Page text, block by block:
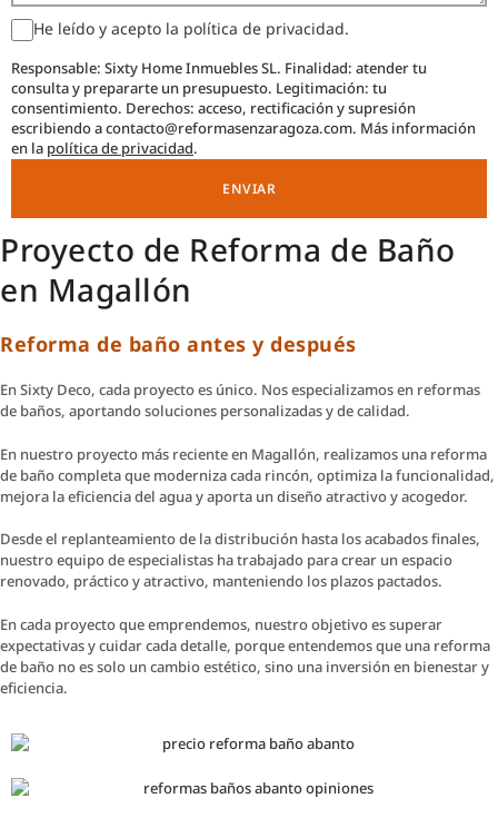
He leído y acepto la política de privacidad.
Responsable: Sixty Home Inmuebles SL. Finalidad: atender tu
consulta y prepararte un presupuesto. Legitimación: tu
consentimiento. Derechos: acceso, rectificación y supresión
escribiendo a contacto@reformasenzaragoza.com. Más información
en la política de privacidad.
ENVIAR
Proyecto de Reforma de Baño
en Magallón
Reforma de baño antes y después
En Sixty Deco, cada proyecto es único. Nos especializamos en reformas
de baños, aportando soluciones personalizadas y de calidad.
En nuestro proyecto más reciente en Magallón, realizamos una reforma
de baño completa que moderniza cada rincón, optimiza la funcionalidad,
mejora la eficiencia del agua y aporta un diseño atractivo y acogedor.
Desde el replanteamiento de la distribución hasta los acabados finales,
nuestro equipo de especialistas ha trabajado para crear un espacio
renovado, práctico y atractivo, manteniendo los plazos pactados.
En cada proyecto que emprendemos, nuestro objetivo es superar
expectativas y cuidar cada detalle, porque entendemos que una reforma
de baño no es solo un cambio estético, sino una inversión en bienestar y
eficiencia.